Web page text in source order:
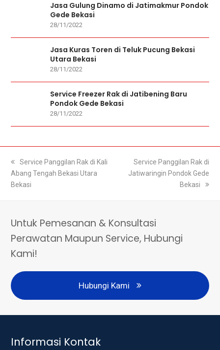
Jasa Gulung Dinamo di Jatimakmur Pondok
Gede Bekasi
28/11/2022
Jasa Kuras Toren di Teluk Pucung Bekasi
Utara Bekasi
28/11/2022
Service Freezer Rak di Jatibening Baru
Pondok Gede Bekasi
28/11/2022
previous
post:
Service Panggilan Rak di Kali
Abang Tengah Bekasi Utara
Bekasi
next
post:
Service Panggilan Rak di
Jatiwaringin Pondok Gede
Bekasi
Untuk Pemesanan & Konsultasi
Perawatan Maupun Service, Hubungi
Kami!
Hubungi Kami
Informasi Kontak